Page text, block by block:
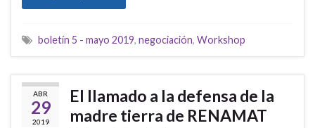
boletín 5 - mayo 2019, negociación, Workshop
ABR
29
2019
El llamado a la defensa de la
madre tierra de RENAMAT